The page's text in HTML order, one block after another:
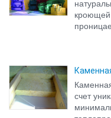
изгиб,
кроющей
счет